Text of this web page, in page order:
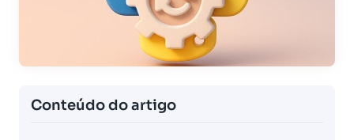
Conteúdo do artigo